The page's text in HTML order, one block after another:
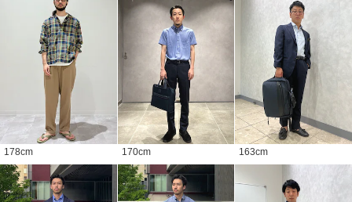
178cm 170cm 163cm